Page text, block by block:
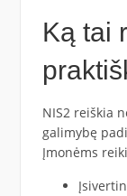
Ką tai
NIS2 reiškia
galimybę
Įmonėms